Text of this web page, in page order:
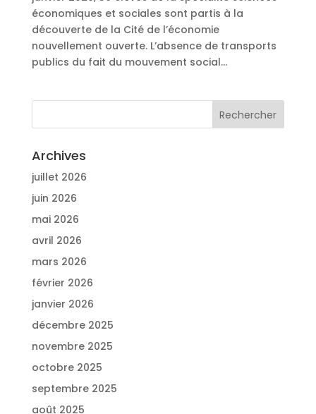
économiques et sociales sont partis à la
découverte de la Cité de l’économie
nouvellement ouverte. L’absence de transports
publics du fait du mouvement social...
Archives
juillet 2026
juin 2026
mai 2026
avril 2026
mars 2026
février 2026
janvier 2026
décembre 2025
novembre 2025
octobre 2025
septembre 2025
août 2025